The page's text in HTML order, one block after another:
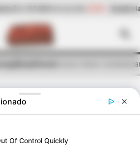
Lluvias tienen
incomunicados a tres
Of Control Quickly